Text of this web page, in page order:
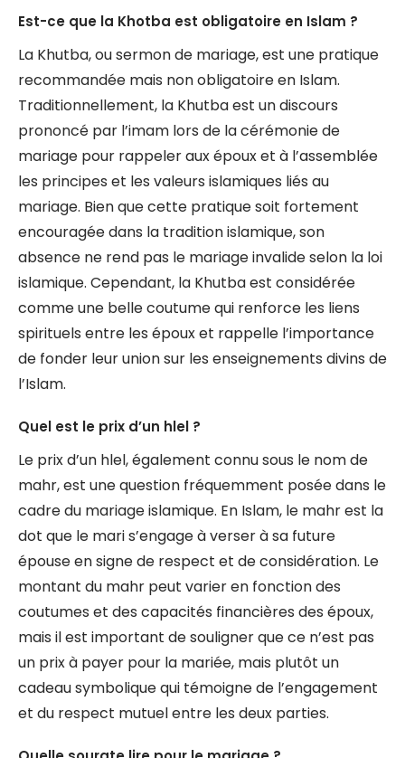
Est-ce que la Khotba est obligatoire en Islam ?
La Khutba, ou sermon de mariage, est une pratique
recommandée mais non obligatoire en Islam.
Traditionnellement, la Khutba est un discours
prononcé par l’imam lors de la cérémonie de
mariage pour rappeler aux époux et à l’assemblée
les principes et les valeurs islamiques liés au
mariage. Bien que cette pratique soit fortement
encouragée dans la tradition islamique, son
absence ne rend pas le mariage invalide selon la loi
islamique. Cependant, la Khutba est considérée
comme une belle coutume qui renforce les liens
spirituels entre les époux et rappelle l’importance
de fonder leur union sur les enseignements divins de
l’Islam.
Quel est le prix d’un hlel ?
Le prix d’un hlel, également connu sous le nom de
mahr, est une question fréquemment posée dans le
cadre du mariage islamique. En Islam, le mahr est la
dot que le mari s’engage à verser à sa future
épouse en signe de respect et de considération. Le
montant du mahr peut varier en fonction des
coutumes et des capacités financières des époux,
mais il est important de souligner que ce n’est pas
un prix à payer pour la mariée, mais plutôt un
cadeau symbolique qui témoigne de l’engagement
et du respect mutuel entre les deux parties.